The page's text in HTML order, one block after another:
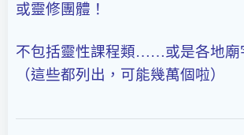
或靈修團體！
不包括靈性課程類……或是各地
（這些都列出，可能幾萬個啦）